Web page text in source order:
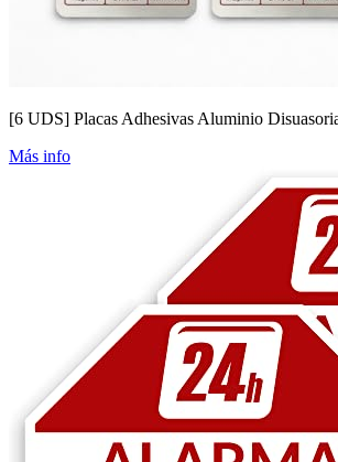
[6 UDS] Placas Adhesivas Aluminio
Más info